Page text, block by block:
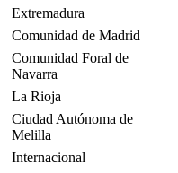
Extremadura
Comunidad de Madrid
Comunidad Foral de
Navarra
La Rioja
Ciudad Autónoma de
Melilla
Internacional